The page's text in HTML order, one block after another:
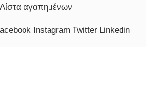
Λίστα αγαπημένων
Instagram Twitter Linkedin